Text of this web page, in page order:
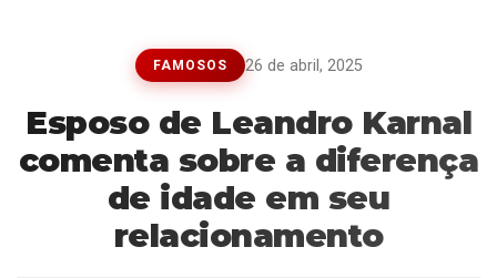
FAMOSOS 26 de abril, 2025
Esposo de Leandro Karnal
comenta sobre a diferença
de idade em seu
relacionamento